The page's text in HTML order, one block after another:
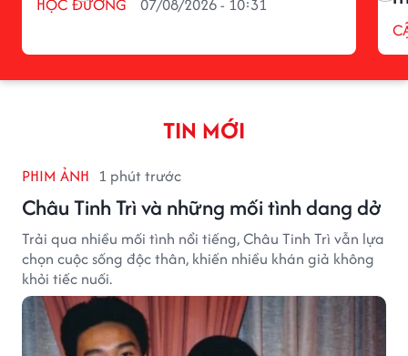
HỌC ĐƯỜNG 07/08/2026 - 10:31
TIN MỚI
PHIM ẢNH 1 phút trước
Châu Tinh Trì và những mối tình dang dở
Trải qua nhiều mối tình nổi tiếng, Châu Tinh Trì vẫn lựa
chọn cuộc sống độc thân, khiến nhiều khán giả không
khỏi tiếc nuối.